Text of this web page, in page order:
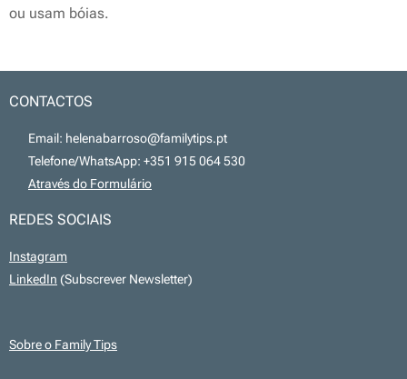
ou usam bóias.
CONTACTOS
📧 Email: helenabarroso@familytips.pt
📞 Telefone/WhatsApp: +351 915 064 530
Através do Formulário
REDES SOCIAIS
Instagram
LinkedIn (Subscrever Newsletter)
Sobre o Family Tips